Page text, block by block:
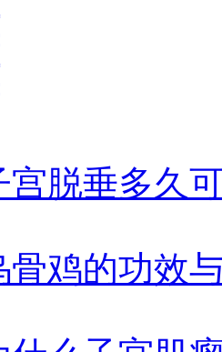
宫脱垂多久
骨鸡的功效